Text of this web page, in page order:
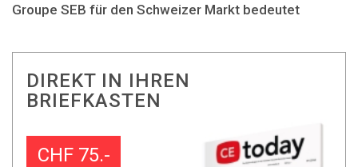
Groupe SEB für den Schweizer Markt bedeutet
DIREKT IN IHREN
BRIEFKASTEN
CHF 75.-